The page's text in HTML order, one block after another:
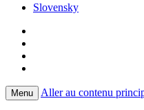
Slovensky
Menu Aller au contenu